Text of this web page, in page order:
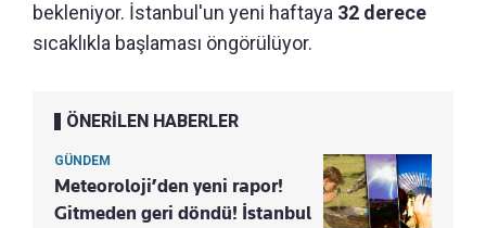
bekleniyor. İstanbul'un yeni haftaya 32 derece
sıcaklıkla başlaması öngörülüyor.
ÖNERİLEN HABERLER
GÜNDEM
Meteoroloji’den yeni rapor!
Gitmeden geri döndü! İstanbul